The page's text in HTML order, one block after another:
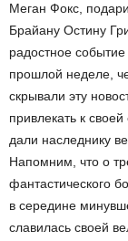
Меган Фокс,
Брайану Остину
радостное
прошлой неделе,
скрывали эту
привлекать к
дали наследнику
Напомним, что о
фантастического
в середине
славилась своей